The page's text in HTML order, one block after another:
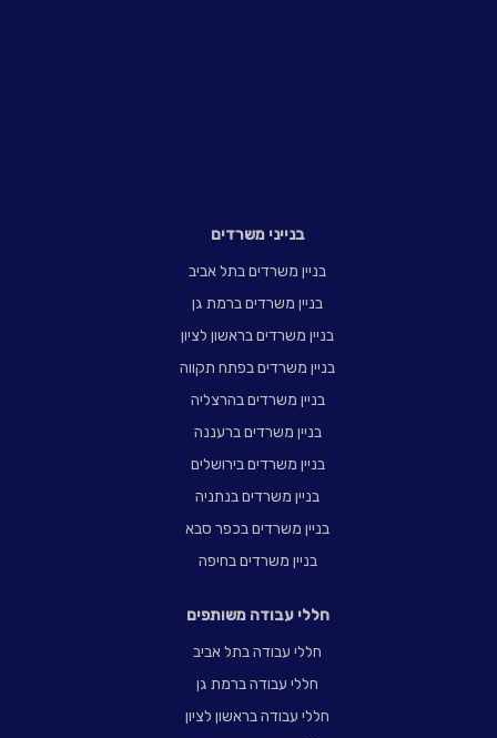
בנייני משרדים
בניין משרדים בתל אביב
בניין משרדים ברמת גן
בניין משרדים בראשון לציון
בניין משרדים בפתח תקווה
בניין משרדים בהרצליה
בניין משרדים ברעננה
בניין משרדים בירושלים
בניין משרדים בנתניה
בניין משרדים בכפר סבא
בניין משרדים בחיפה
חללי עבודה משותפים
חללי עבודה בתל אביב
חללי עבודה ברמת גן
חללי עבודה בראשון לציון